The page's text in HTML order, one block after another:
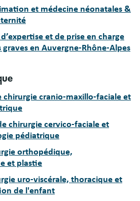
et médecine néonatales &
et de prise en charge
en Auvergne-Rhône-Alpes
chirurgie cranio-maxillo-faciale et
chirurgie cervico-faciale et
pédiatrique
orthopédique,
et plastie
uro-viscérale, thoracique et
de l'enfant